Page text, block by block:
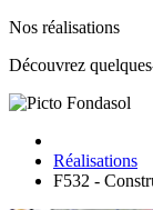
Nos réalisations
Découvrez
Réalisations
F532 -